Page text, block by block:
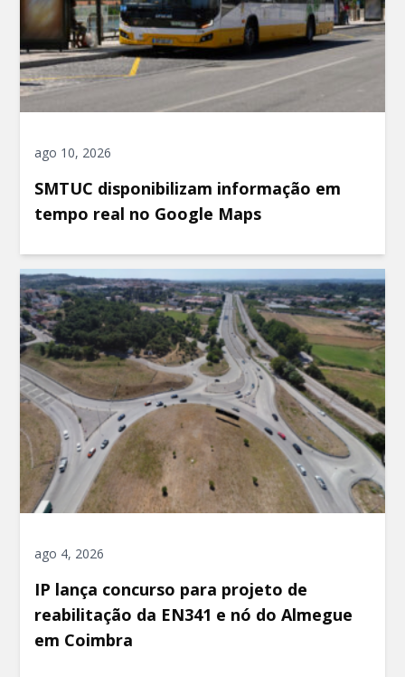
ago 10, 2026
SMTUC disponibilizam informação em
tempo real no Google Maps
ago 4, 2026
IP lança concurso para projeto de
reabilitação da EN341 e nó do Almegue
em Coimbra